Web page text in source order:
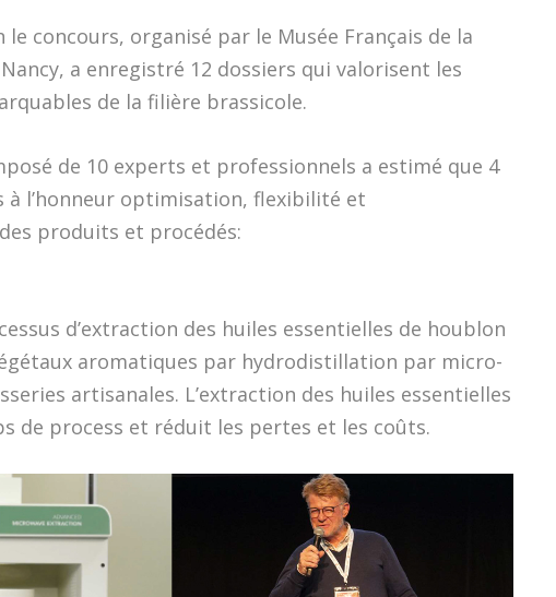
concours, organisé par le Musée Français de la
a enregistré 12 dossiers qui valorisent les
de la filière brassicole.
de 10 experts et professionnels a estimé que 4
l’honneur optimisation, flexibilité et
produits et procédés:
d’extraction des huiles essentielles de houblon
aromatiques par hydrodistillation par micro-
artisanales. L’extraction des huiles essentielles
de process et réduit les pertes et les coûts.